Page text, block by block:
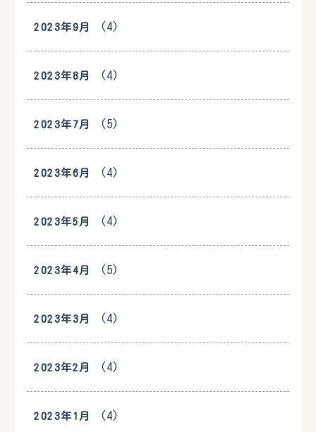
2023年9月 (4)
2023年8月 (4)
2023年7月 (5)
2023年6月 (4)
2023年5月 (4)
2023年4月 (5)
2023年3月 (4)
2023年2月 (4)
2023年1月 (4)